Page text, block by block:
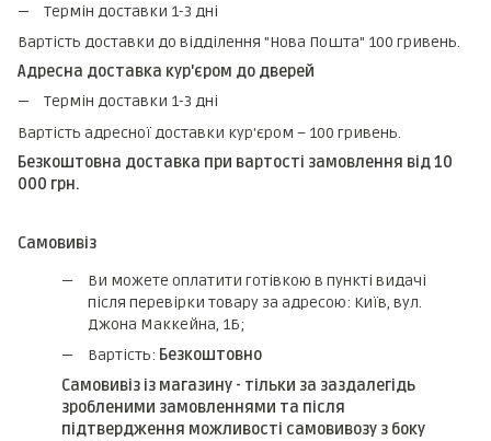
Термін доставки 1-3 дні
Вартість доставки до відділення "Нова Пошта" 100 гривень.
Адресна доставка кур'єром до дверей
Термін доставки 1-3 дні
Вартість адресної доставки кур'єром – 100 гривень.
Безкоштовна доставка при вартості замовлення від 10
000 грн.
Самовивіз
Ви можете оплатити готівкою в пункті видачі
після перевірки товару за адресою: Київ, вул.
Джона Маккейна, 1Б;
Вартість: Безкоштовно
Самовивіз із магазину - тільки за заздалегідь
зробленими замовленнями та після
підтвердження можливості самовивозу з боку